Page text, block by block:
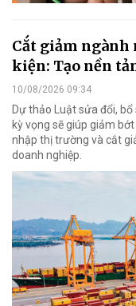
Cắt giảm ngành
kiện: Tạo nền
10/08/2026 09:34
Dự thảo Luật sửa đổi,
kỳ vọng sẽ giúp giảm
nhập thị trường và cắt
doanh nghiệp.